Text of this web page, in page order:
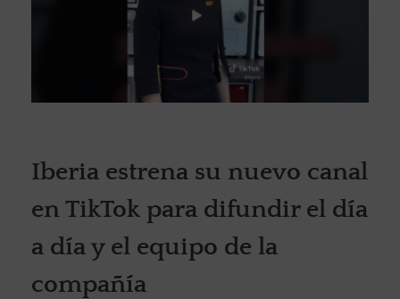
Iberia estrena su nuevo canal
en TikTok para difundir el día
a día y el equipo de la
compañía